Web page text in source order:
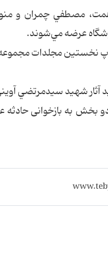
همت، مصطفي چمران و
عرضه مي‌شوند.
نخستين مجلدات
آثار شهيد سيدمرتضي
به بازخوانی حادثه